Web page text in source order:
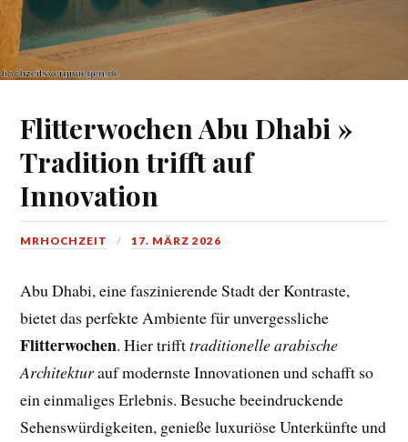
Flitterwochen Abu Dhabi »
Tradition trifft auf
Innovation
MRHOCHZEIT 17. MÄRZ 2026
Abu Dhabi, eine faszinierende Stadt der Kontraste,
bietet das perfekte Ambiente für unvergessliche
Flitterwochen. Hier triffttraditionelle arabische
Architekturauf modernste Innovationen und schafft so
ein einmaliges Erlebnis. Besuche beeindruckende
Sehenswürdigkeiten, genieße luxuriöse Unterkünfte und